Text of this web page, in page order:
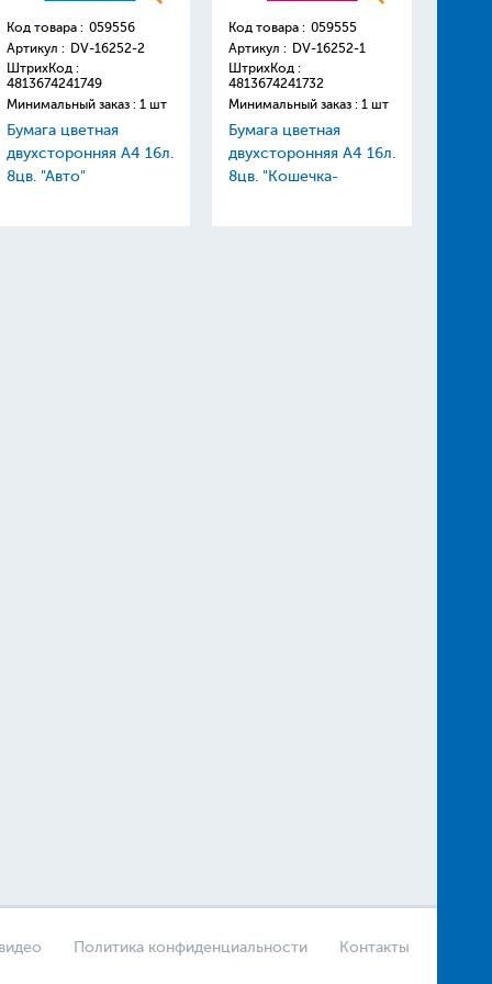
Код товара : 059556
Артикул : DV-16252-2
ШтрихКод :
4813674241749
Минимальный заказ : 1 шт
Бумага цветная
двухсторонняя А4 16л.
8цв. "Авто"
Код товара : 059555
Артикул : DV-16252-1
ШтрихКод :
4813674241732
Минимальный заказ : 1 шт
Бумага цветная
двухсторонняя А4 16л.
8цв. "Кошечка-
Политика конфиденциальности Контакты